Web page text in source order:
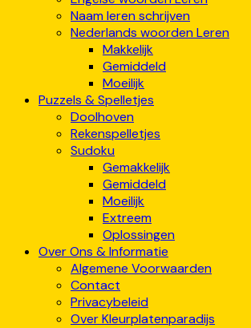
Naam leren schrijven
Nederlands woorden Leren
Makkelijk
Gemiddeld
Moeilijk
Puzzels & Spelletjes
Doolhoven
Rekenspelletjes
Sudoku
Gemakkelijk
Gemiddeld
Moeilijk
Extreem
Oplossingen
Over Ons & Informatie
Algemene Voorwaarden
Contact
Privacybeleid
Over Kleurplatenparadijs